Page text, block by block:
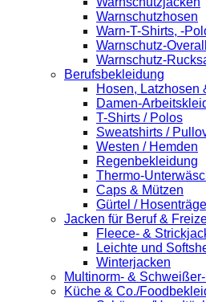
Warnschutzhosen
Warn-T-Shirts, -
Warnschutz-
Warnschutz-
Berufsbekleidung
Hosen, Latzhosen
Damen-
T-Shirts / Polos
Sweatshirts /
Westen / Hemden
Regenbekleidung
Thermo-
Caps & Mützen
Gürtel /
Jacken für Beruf &
Fleece- &
Leichte und
Winterjacken
Multinorm- &
Küche & Co./